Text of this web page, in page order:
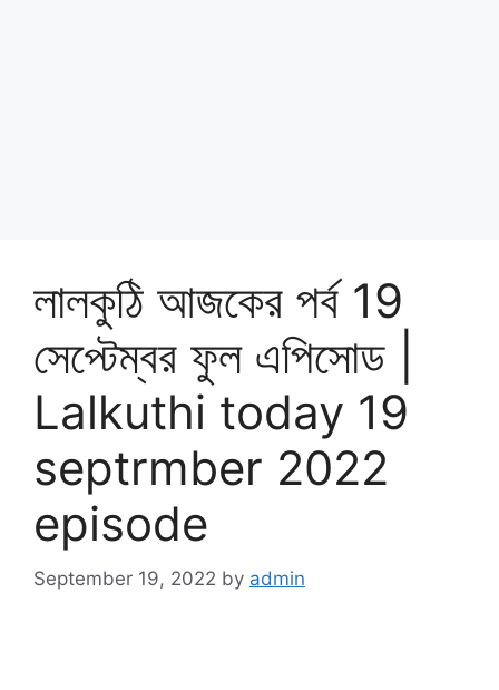
লালকুঠি আজকের পর্ব 19
সেপ্টেম্বর ফুল এপিসোড |
Lalkuthi today 19
septrmber 2022
episode
September 19, 2022 by admin